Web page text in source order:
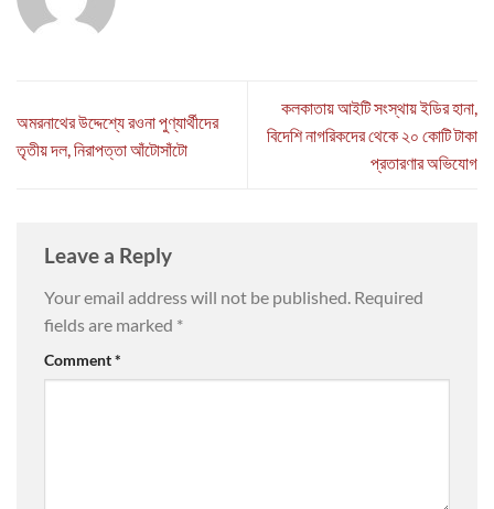
অমরনাথের উদ্দেশ্যে রওনা পুণ্যার্থীদের
তৃতীয় দল, নিরাপত্তা আঁটোসাঁটো
কলকাতায় আইটি সংস্থায় ইডির হানা,
বিদেশি নাগরিকদের থেকে ২০ কোটি টাকা
প্রতারণার অভিযোগ
Leave a Reply
Your email address will not be published. Required
fields are marked *
Comment*